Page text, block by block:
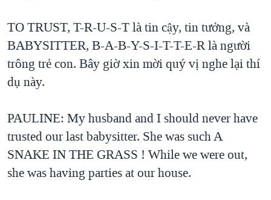
TO TRUST, T-R-U-S-T là tin cậy, tin tưởng, và
BABYSITTER, B-A-B-Y-S-I-T-T-E-R là người
trông trẻ con. Bây giờ xin mời quý vị nghe lại thí
dụ này.
PAULINE: My husband and I should never have
trusted our last babysitter. She was such A
SNAKE IN THE GRASS ! While we were out,
she was having parties at our house.